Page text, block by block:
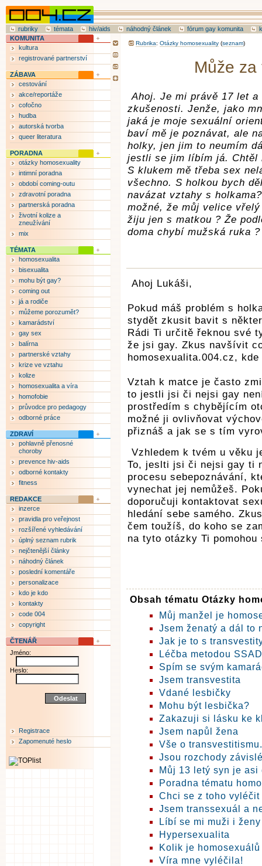
rubriky témata hiv/aids náhodný článek fórum gay komunita
Rubrika: Otázky homosexuality (seznam)
Může
Ahoj. Je mi právě 17 let
zkušenosti. Jenže, jako
jaká je moje sexuální
baví mě je poznávat, ale
holky, jen jim to neumím
jestli se jim líbím já. Chtěl
S klukem mě třeba sex
všechno. S holkou bych
navázat vztahy s
možné, že můj velice
žiju jen s matkou ? Že
doma chybí mužská ruka
Ahoj Lukáši,
Pokud máš problém s
stydět zkusit bavit s
Rádi Ti určitě řeknou své
že jsi gay. Zkus navšívit
homosexualita.004.cz,
Vztah k matce je často
to jestli jsi či nejsi gay
prostředím s chybějícím
možné ji ovlivňovat
přiznáš a jak se s tím
Vzhledem k tvém u věku
To, jeslti jsi či nejsi gay ti
procesu sebepoznávání,
vynechat jej nemůžeš.
doporučuji kontaktovat
hledání sebe samého.
čem toužíš, do koho se
na tyto otázky Ti
Obsah tématu Otázky
Můj manžel je
Jsem ženatý a dál to
Jak je to s
Léčba metodou SSAD
Spím se svým
Jsem transvestita
Vdané lesbičky
Mohu být lesbička?
Zakazuji si lásku ke
Jsem napůl žena
Vše o
Jsou rozchody
Můj 13 letý syn je asi
Poradna tématu
Chci se z toho vyléčit
Jsem transsexuál a
Líbí se mi muži i ženy
Hypersexualita
Kolik je
Víra mne vyléčila!
KOMUNITA
kultura
registrované partnerství
ZÁBAVA
cestování
akce/reportáže
cofočno
hudba
autorská tvorba
queer literatura
PORADNA
otázky homosexuality
intimní poradna
období coming-outu
zdravotní poradna
partnerská poradna
životní kolize a
zneužívání
mix
TÉMATA
homosexualita
bisexualita
mohu být gay?
coming out
já a rodiče
můžeme porozumět?
kamarádství
gay sex
balírna
partnerské vztahy
krize ve vztahu
kolize
homosexualita a víra
homofobie
průvodce pro pedagogy
odborné práce
ZDRAVÍ
pohlavně přenosné
choroby
prevence hiv-aids
odborné kontakty
fitness
REDAKCE
inzerce
pravidla pro veřejnost
rozšířené vyhledávání
úplný seznam rubrik
nejčtenější články
náhodný článek
poslední komentáře
personalizace
kdo je kdo
kontakty
code 004
copyright
ČTENÁŘ
Jméno:
Heslo:
Registrace
Zapomenuté heslo